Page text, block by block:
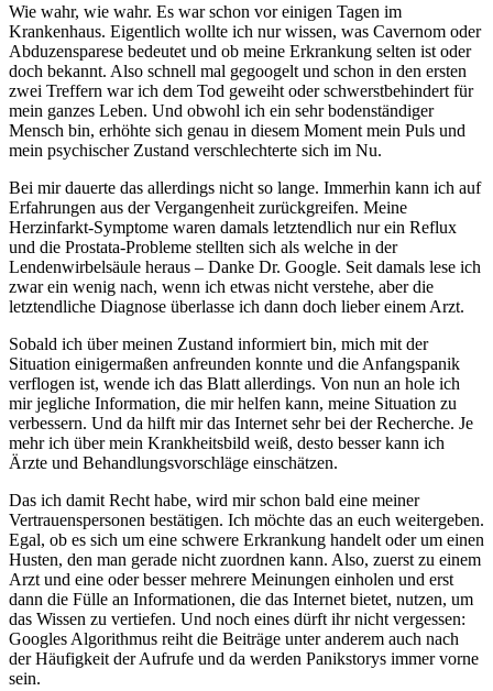
Wie wahr, wie wahr. Es war schon vor einigen Tagen im
Krankenhaus. Eigentlich wollte ich nur wissen, was Cavernom oder
Abduzensparese bedeutet und ob meine Erkrankung selten ist oder
doch bekannt. Also schnell mal gegoogelt und schon in den ersten
zwei Treffern war ich dem Tod geweiht oder schwerstbehindert für
mein ganzes Leben. Und obwohl ich ein sehr bodenständiger
Mensch bin, erhöhte sich genau in diesem Moment mein Puls und
mein psychischer Zustand verschlechterte sich im Nu.
Bei mir dauerte das allerdings nicht so lange. Immerhin kann ich auf
Erfahrungen aus der Vergangenheit zurückgreifen. Meine
Herzinfarkt-Symptome waren damals letztendlich nur ein Reflux
und die Prostata-Probleme stellten sich als welche in der
Lendenwirbelsäule heraus – Danke Dr. Google. Seit damals lese ich
zwar ein wenig nach, wenn ich etwas nicht verstehe, aber die
letztendliche Diagnose überlasse ich dann doch lieber einem Arzt.
Sobald ich über meinen Zustand informiert bin, mich mit der
Situation einigermaßen anfreunden konnte und die Anfangspanik
verflogen ist, wende ich das Blatt allerdings. Von nun an hole ich
mir jegliche Information, die mir helfen kann, meine Situation zu
verbessern. Und da hilft mir das Internet sehr bei der Recherche. Je
mehr ich über mein Krankheitsbild weiß, desto besser kann ich
Ärzte und Behandlungsvorschläge einschätzen.
Das ich damit Recht habe, wird mir schon bald eine meiner
Vertrauenspersonen bestätigen. Ich möchte das an euch weitergeben.
Egal, ob es sich um eine schwere Erkrankung handelt oder um einen
Husten, den man gerade nicht zuordnen kann. Also, zuerst zu einem
Arzt und eine oder besser mehrere Meinungen einholen und erst
dann die Fülle an Informationen, die das Internet bietet, nutzen, um
das Wissen zu vertiefen. Und noch eines dürft ihr nicht vergessen:
Googles Algorithmus reiht die Beiträge unter anderem auch nach
der Häufigkeit der Aufrufe und da werden Panikstorys immer vorne
sein.